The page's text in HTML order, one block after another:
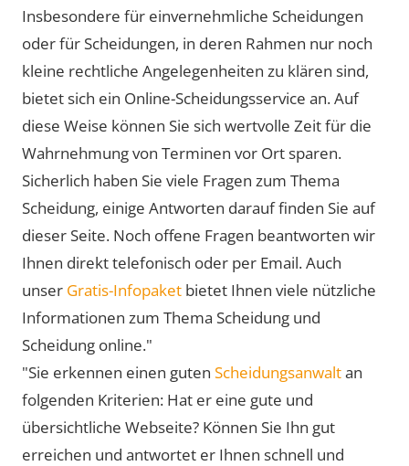
Insbesondere für einvernehmliche Scheidungen
oder für Scheidungen, in deren Rahmen nur noch
kleine rechtliche Angelegenheiten zu klären sind,
bietet sich ein Online-Scheidungsservice an. Auf
diese Weise können Sie sich wertvolle Zeit für die
Wahrnehmung von Terminen vor Ort sparen.
Sicherlich haben Sie viele Fragen zum Thema
Scheidung, einige Antworten darauf finden Sie auf
dieser Seite. Noch offene Fragen beantworten wir
Ihnen direkt telefonisch oder per Email. Auch
unser Gratis-Infopaket bietet Ihnen viele nützliche
Informationen zum Thema Scheidung und
Scheidung online."
"Sie erkennen einen guten Scheidungsanwaltan
folgenden Kriterien: Hat er eine gute und
übersichtliche Webseite? Können Sie Ihn gut
erreichen und antwortet er Ihnen schnell und